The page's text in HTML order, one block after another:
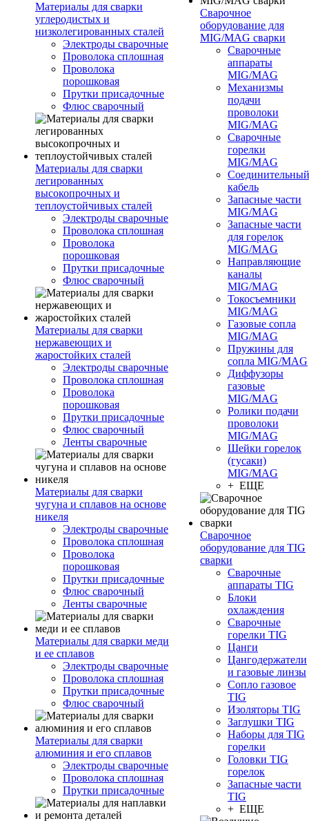
Материалы для сварки
углеродистых и
низколегированных сталей
Электроды сварочные
Проволока сплошная
Проволока
порошковая
Прутки присадочные
Флюс сварочный
Материалы для сварки
легированных
высокопрочных и
теплоустойчивых сталей
Электроды сварочные
Проволока сплошная
Проволока
порошковая
Прутки присадочные
Флюс сварочный
Материалы для сварки
нержавеющих и
жаростойких сталей
Электроды сварочные
Проволока сплошная
Проволока
порошковая
Прутки присадочные
Флюс сварочный
Ленты сварочные
Материалы для сварки
чугуна и сплавов на основе
никеля
Электроды сварочные
Проволока сплошная
Проволока
порошковая
Прутки присадочные
Флюс сварочный
Ленты сварочные
Материалы для сварки меди
и ее сплавов
Электроды сварочные
Проволока сплошная
Прутки присадочные
Флюс сварочный
Материалы для сварки
алюминия и его сплавов
Электроды сварочные
Проволока сплошная
Прутки присадочные
Сварочное
оборудование для
MIG/MAG сварки
Сварочные
аппараты
MIG/MAG
Механизмы
подачи
проволоки
MIG/MAG
Сварочные
горелки
MIG/MAG
Соединительный
кабель
Запасные части
MIG/MAG
Запасные части
для горелок
MIG/MAG
Направляющие
каналы
MIG/MAG
Токосъемники
MIG/MAG
Газовые сопла
MIG/MAG
Пружины для
сопла MIG/MAG
Диффузоры
газовые
MIG/MAG
Ролики подачи
проволоки
MIG/MAG
Шейки горелок
(гусаки)
MIG/MAG
+ ЕЩЕ
Сварочное
оборудование для TIG
сварки
Сварочные
аппараты TIG
Блоки
охлаждения
Сварочные
горелки TIG
Цанги
Цангодержатели
и газовые линзы
Сопло газовое
TIG
Изоляторы TIG
Заглушки TIG
Наборы для TIG
горелки
Головки TIG
горелок
Запасные части
TIG
+ ЕЩЕ